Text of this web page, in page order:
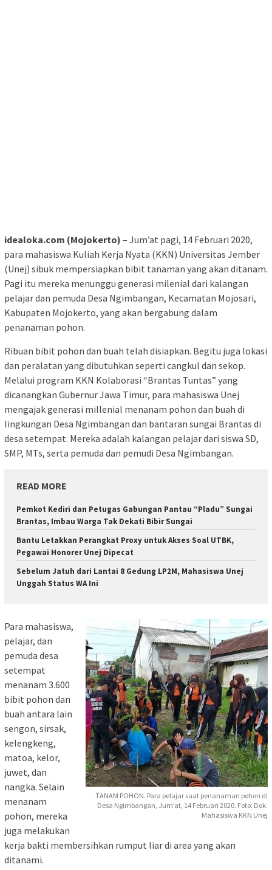
idealoka.com (Mojokerto) – Jum’at pagi, 14 Februari 2020,
para mahasiswa Kuliah Kerja Nyata (KKN) Universitas Jember
(Unej) sibuk mempersiapkan bibit tanaman yang akan ditanam.
Pagi itu mereka menunggu generasi milenial dari kalangan
pelajar dan pemuda Desa Ngimbangan, Kecamatan Mojosari,
Kabupaten Mojokerto, yang akan bergabung dalam
penanaman pohon.
Ribuan bibit pohon dan buah telah disiapkan. Begitu juga lokasi
dan peralatan yang dibutuhkan seperti cangkul dan sekop.
Melalui program KKN Kolaborasi “Brantas Tuntas” yang
dicanangkan Gubernur Jawa Timur, para mahasiswa Unej
mengajak generasi millenial menanam pohon dan buah di
lingkungan Desa Ngimbangan dan bantaran sungai Brantas di
desa setempat. Mereka adalah kalangan pelajar dari siswa SD,
SMP, MTs, serta pemuda dan pemudi Desa Ngimbangan.
READ MORE
Pemkot Kediri dan Petugas Gabungan Pantau “Pladu” Sungai
Brantas, Imbau Warga Tak Dekati Bibir Sungai
Bantu Letakkan Perangkat Proxy untuk Akses Soal UTBK,
Pegawai Honorer Unej Dipecat
Sebelum Jatuh dari Lantai 8 Gedung LP2M, Mahasiswa Unej
Unggah Status WA Ini
TANAM POHON. Para pelajar saat penanaman pohon di
Desa Ngimbangan, Jum’at, 14 Februari 2020. Foto: Dok.
Mahasiswa KKN Unej
Para mahasiswa,
pelajar, dan
pemuda desa
setempat
menanam 3.600
bibit pohon dan
buah antara lain
sengon, sirsak,
kelengkeng,
matoa, kelor,
juwet, dan
nangka. Selain
menanam
pohon, mereka
juga melakukan
kerja bakti membersihkan rumput liar di area yang akan
ditanami.